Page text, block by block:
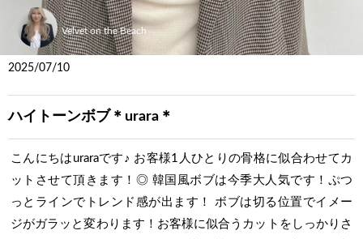
Velvet on the Beach
2025/07/10
ハイトーンボブ＊urara＊
こんにちはuraraです♪ お客様1人ひとりの骨格に似合わせてカ
ットさせて頂きます！◎ 韓国風ボブは今季大人気です！ぷつ
っとラインでトレンド感が出ます！ ボブは切る位置でイメー
ジがガラッと変わります！お客様に似合うカットをしっかりさ